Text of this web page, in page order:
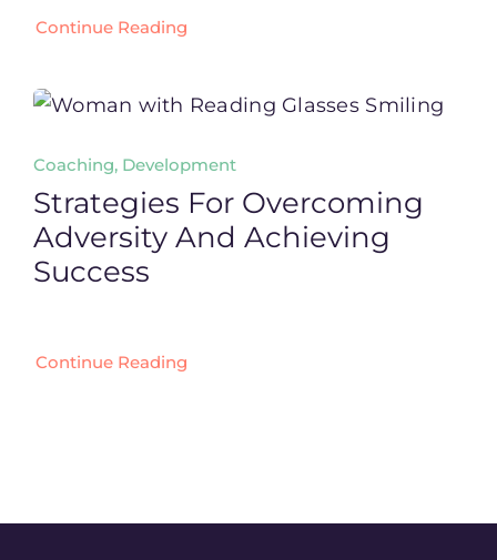
Continue Reading
Coaching, Development
Strategies For Overcoming
Adversity And Achieving
Success
Continue Reading